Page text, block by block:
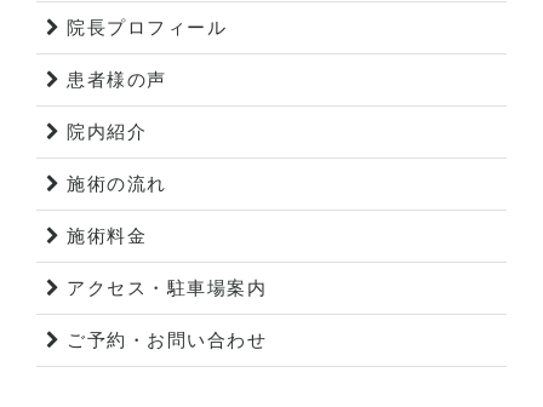
院長プロフィール
患者様の声
院内紹介
施術の流れ
施術料金
アクセス・駐車場案内
ご予約・お問い合わせ